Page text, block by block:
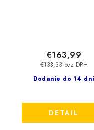
Dodanie do 14 dní
€133,33 bez DPH
€163,99
DETAIL